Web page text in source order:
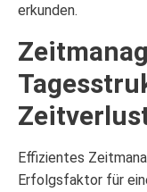
erkunden.
Effizientes
Erfolgsfaktor für